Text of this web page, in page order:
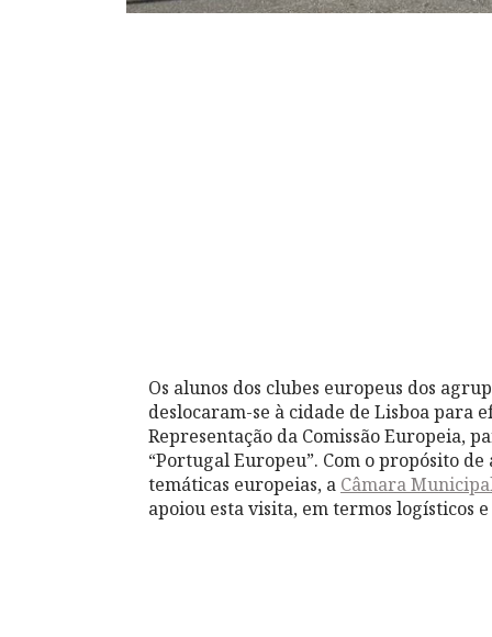
Os alunos dos clubes europeus dos
deslocaram-se à cidade de Lisboa para
Representação da Comissão Europeia,
“Portugal Europeu”. Com o propósito
temáticas europeias, a Câmara
apoiou esta visita, em termos logísticos